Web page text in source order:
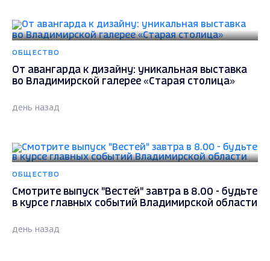
ОБЩЕСТВО
От авангарда к дизайну: уникальная выставка
во Владимирской галерее «Старая столица»
день назад
ОБЩЕСТВО
Смотрите выпуск "Вестей" завтра в 8.00 - будьте
в курсе главных событий Владимирской области
день назад